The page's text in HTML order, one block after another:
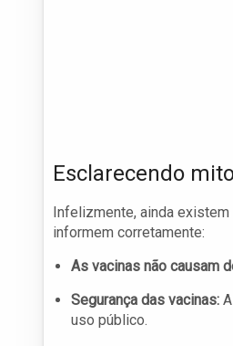
Esclarecendo
Infelizmente, ainda
informem corretamente:
As vacinas não causam
Segurança das vacinas:
uso público.